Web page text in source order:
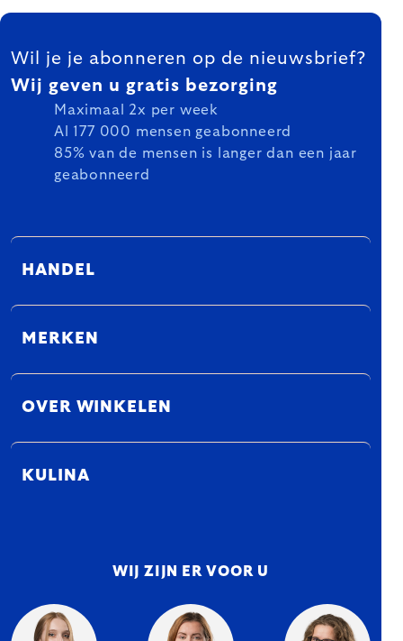
FOOTER
Wil je je abonneren op de nieuwsbrief?
Wij geven u gratis bezorging
Maximaal 2x per week
Al 177 000 mensen geabonneerd
85% van de mensen is langer dan een jaar
geabonneerd
HANDEL
MERKEN
OVER WINKELEN
KULINA
WIJ ZIJN ER VOOR U